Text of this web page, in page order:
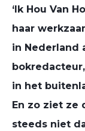
‘ Ik Hou Van
haar
in Nederland
bokredacteur,
in het
En zo ziet ze
steeds niet